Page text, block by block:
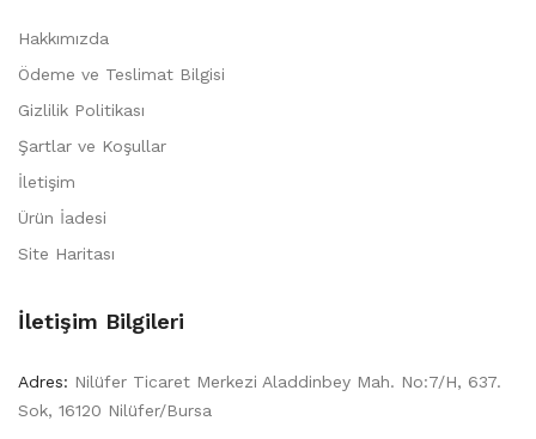
Hakkımızda
Ödeme ve Teslimat Bilgisi
Gizlilik Politikası
Şartlar ve Koşullar
İletişim
Ürün İadesi
Site Haritası
İletişim Bilgileri
Adres: Nilüfer Ticaret Merkezi Aladdinbey Mah. No:7/H, 637.
Sok, 16120 Nilüfer/Bursa